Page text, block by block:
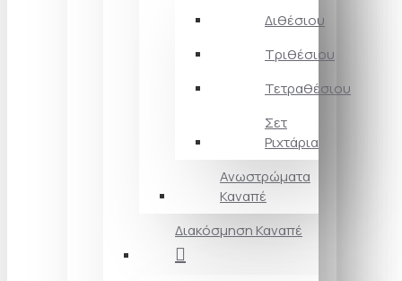
Διθέσιου
Τριθέσιου
Τετραθέσιου
Σετ
Ριχτάρια
Ανωστρώματα
Καναπέ
Διακόσμηση Καναπέ